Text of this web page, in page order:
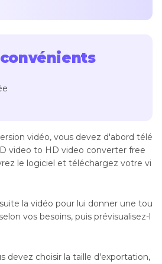
vidéo, vous devez d'abord télé
video to HD video converter free
le logiciel et téléchargez votre vi
la vidéo pour lui donner une tou
vos besoins, puis prévisualisez-l
devez choisir la taille d'exportation,